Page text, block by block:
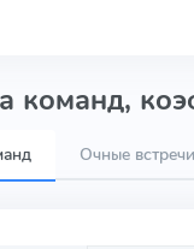
команд,
Очные встречи